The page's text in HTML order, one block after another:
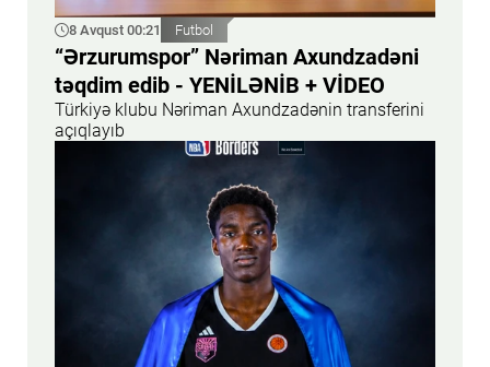
8 Avqust 00:21 Futbol
“Ərzurumspor” Nəriman Axundzadəni
təqdim edib - YENİLƏNİB + VİDEO
Türkiyə klubu Nəriman Axundzadənin transferini
açıqlayıb